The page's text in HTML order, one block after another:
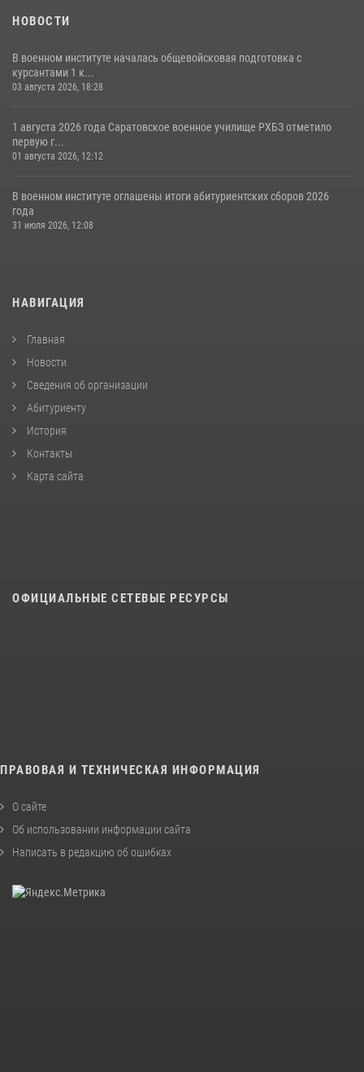
НОВОСТИ
В военном институте началась общевойсковая подготовка с
курсантами 1 к...
03 августа 2026, 18:28
1 августа 2026 года Саратовское военное училище РХБЗ отметило
первую г...
01 августа 2026, 12:12
В военном институте оглашены итоги абитуриентских сборов 2026
года
31 июля 2026, 12:08
НАВИГАЦИЯ
Главная
Новости
Сведения об организации
Абитуриенту
История
Контакты
Карта сайта
ОФИЦИАЛЬНЫЕ СЕТЕВЫЕ РЕСУРСЫ
ПРАВОВАЯ И ТЕХНИЧЕСКАЯ ИНФОРМАЦИЯ
О сайте
Об использовании информации сайта
Написать в редакцию об ошибках